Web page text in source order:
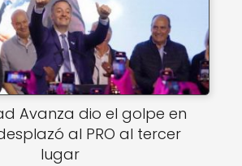
Avanza dio el golpe en
al PRO al tercer
lugar